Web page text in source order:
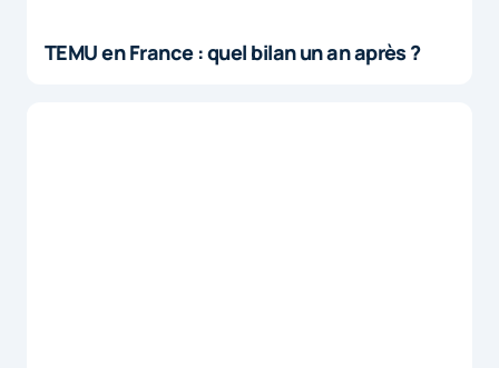
TEMU en France : quel bilan un an après ?